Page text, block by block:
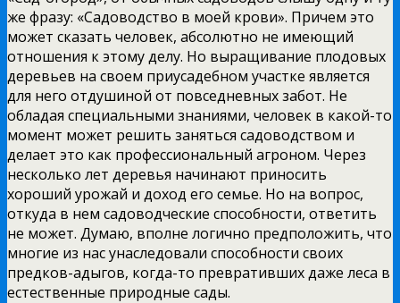
же фразу: «Садоводство в моей крови». Причем это
может сказать человек, абсолютно не имеющий
отношения к этому делу. Но выращивание плодовых
деревьев на своем приусадебном участке является
для него отдушиной от повседневных забот. Не
обладая специальными знаниями, человек в какой-то
момент может решить заняться садоводством и
делает это как профессиональный агроном. Через
несколько лет деревья начинают приносить
хороший урожай и доход его семье. Но на вопрос,
откуда в нем садоводческие способности, ответить
не может. Думаю, вполне логично предположить, что
многие из нас унаследовали способности своих
предков-адыгов, когда-то превративших даже леса в
естественные природные сады.